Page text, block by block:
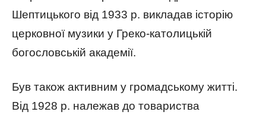
Шептицького від 1933 р. викладав історію
церковної музики у Греко-католицькій
богословській академії.
Був також активним у громадському житті.
Від 1928 р. належав до товариства